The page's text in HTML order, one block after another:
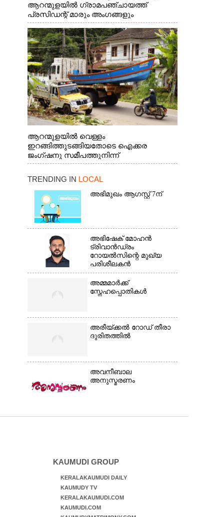
ആറന്മുളയിൽ ഗ്രാമപഞ്ചായത്ത്
പ്രസിഡന്റ് മാരും അംഗങ്ങളും
രാഷ്ട്രീയപ്രവത്തകരും അടങ്ങുന്ന സംഘം
റോഡിൽ അടിഞ്ഞ് കൂടിയ ചെളിയും മണ്ണും
മറ്റ് മാലിന്യങ്ങളും നീക്കം ചെയ്യുന്നു.
ആറന്മുളയിൽ വെള്ളം
ഇറങ്ങിത്തുടങ്ങിയതോടെ ഐക്കര
ജംഗ്ഷനു സമീപത്തുനിന്ന്
രക്ഷാപ്രവർത്തനത്തിന് കൊല്ലത്ത് നിന്ന്
തിരികെക്കൊണ്ടുപോകുന്നു.
TRENDING IN LOCAL
അഭിമുഖം ആഗസ്റ്റ് 7ന്
അഭിഷേക് മോഹൻ
ട്രിവാൻഡ്രം
റോയൽസിന്റെ മുഖ്യ
പരിശീലകൻ
അമ്മമാർക്ക്
സ്നേഹപ്പൊതികൾ
അരീയ്ക്കൽ റോഡ് തീരാ
ദുരിതത്തിൽ
അവനീബാല
അനുസ്മരണം
KAUMUDI GROUP
KERALAKAUMUDI DAILY
KAUMUDY TV
KERALAKAUMUDI.COM
KAUMUDI.COM